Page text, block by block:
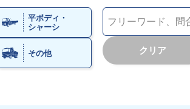
平ボディ・
シャーシ
その他